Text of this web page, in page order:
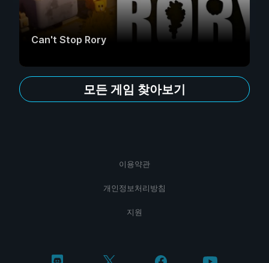
Can't Stop Rory
모든 게임 찾아보기
이용약관
개인정보처리방침
지원